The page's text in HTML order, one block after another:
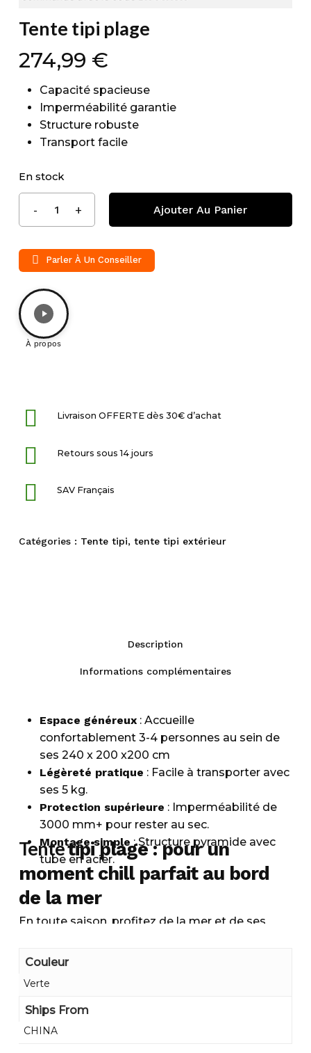
Tente tipi plage
274,99 €
Capacité spacieuse
Imperméabilité garantie
Structure robuste
Transport facile
En stock
Ajouter Au Panier
Parler À Un Conseiller
À propos
Livraison OFFERTE dès 30€ d’achat
Retours sous 14 jours
SAV Français
Catégories : Tente tipi, tente tipi extérieur
Description
Informations complémentaires
Espace généreux: Accueille
confortablement 3-4 personnes au sein de
ses 240 x 200 x200 cm
Légèreté pratique : Facile à transporter avec
ses 5 kg.
Protection supérieure : Imperméabilité de
3000 mm+ pour rester au sec.
Montage simple : Structure pyramide avec
tube en acier.
Tentetipi plage : pour un
moment chill parfait au bord
de la mer
En toute saison, profitez de la mer et de ses
plage. Conçue spécialement pour une utilisation
stabilité et des ajouts pratiques pour un
rangement efficace de vos effets personnels.
Son sol en polyester est
Couleur
Verte
Ships From
CHINA